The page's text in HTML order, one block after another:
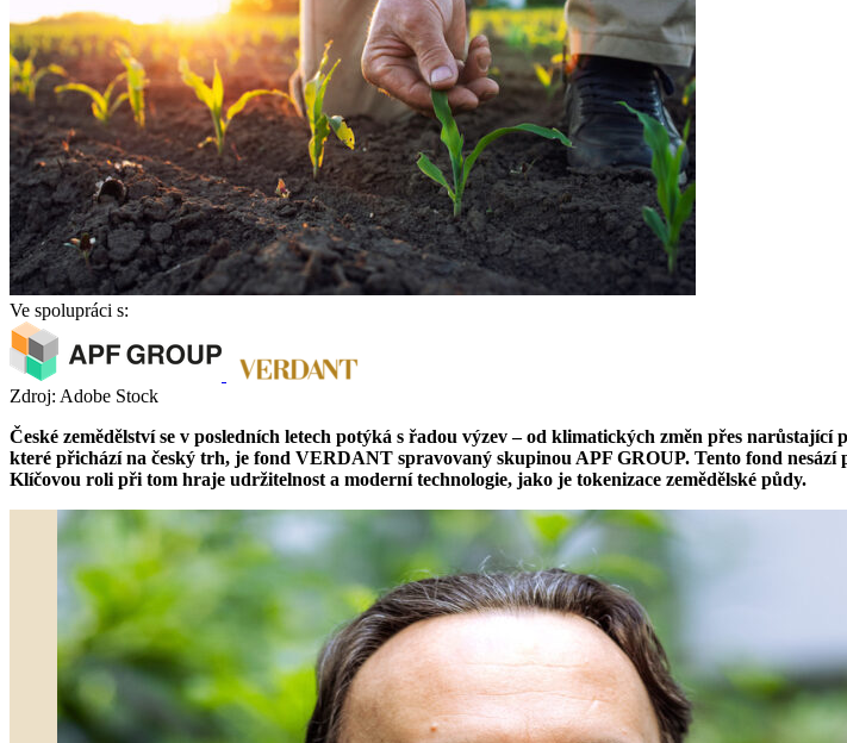
Ve spolupráci s:
Zdroj: Adobe Stock
České zemědělství se v posledních letech potýká s řadou výzev – od klimatických změn přes
které přichází na český trh, je fond VERDANT spravovaný skupinou APF GROUP. Tento fond nesází
Klíčovou roli při tom hraje udržitelnost a moderní technologie, jako je tokenizace zemědělské půdy.